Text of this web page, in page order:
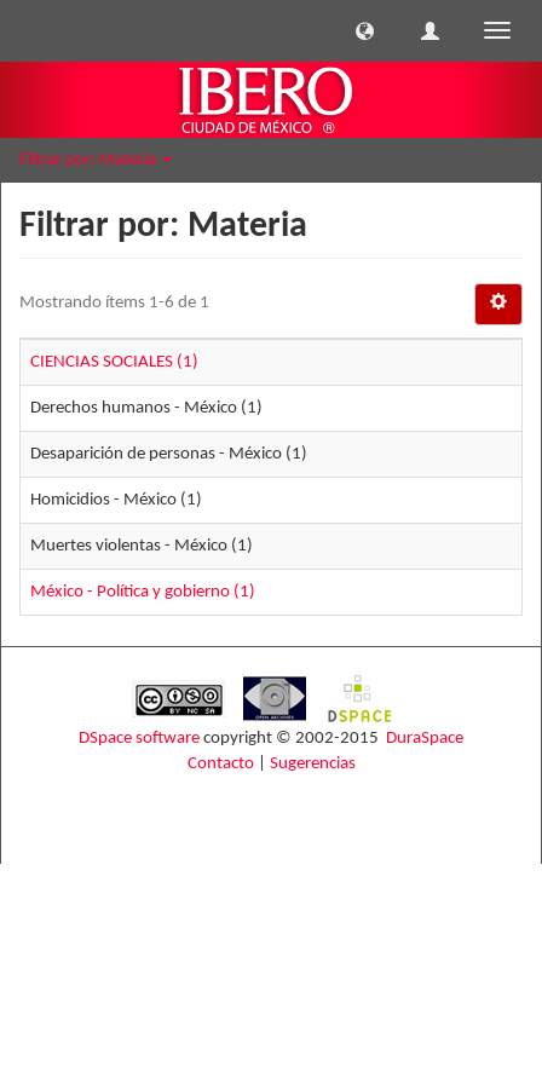
Filtrar por: Materia
Filtrar por: Materia
Mostrando ítems 1-6 de 1
CIENCIAS SOCIALES (1)
Derechos humanos - México (1)
Desaparición de personas - México (1)
Homicidios - México (1)
Muertes violentas - México (1)
México - Política y gobierno (1)
DSpace software copyright © 2002-2015 DuraSpace
Contacto| Sugerencias